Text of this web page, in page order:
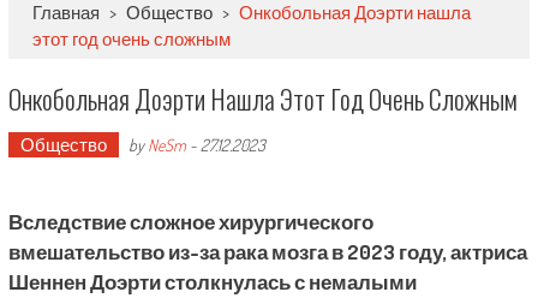
Главная > Общество > Онкобольная Доэрти нашла
этот год очень сложным
Онкобольная Доэрти Нашла Этот Год Очень Сложным
Общество byNeSm- 27.12.2023
Вследствие сложное хирургического
вмешательство из-за рака мозга в 2023 году, актриса
Шеннен Доэрти столкнулась с немалыми